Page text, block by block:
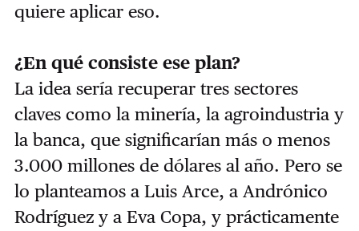
quiere aplicar eso.
¿En qué consiste ese plan?
La idea sería recuperar tres sectores
claves como la minería, la agroindustria y
la banca, que significarían más o menos
3.000 millones de dólares al año. Pero se
lo planteamos a Luis Arce, a Andrónico
Rodríguez y a Eva Copa, y prácticamente